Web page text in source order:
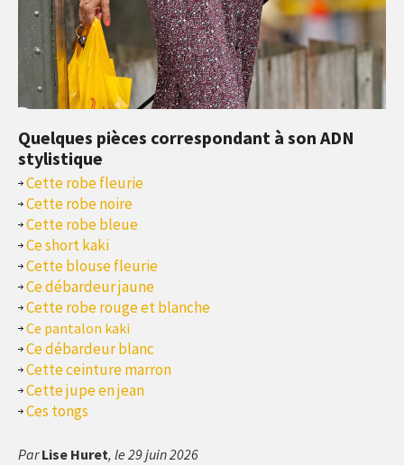
Quelques pièces correspondant à son ADN
stylistique
Cette robe fleurie
Cette robe noire
Cette robe bleue
Ce short kaki
Cette blouse fleurie
Ce débardeur jaune
Cette robe rouge et blanche
Ce pantalon kaki
Ce débardeur blanc
Cette ceinture marron
Cette jupe en jean
Ces tongs
ParLise Huret, le 29 juin 2026